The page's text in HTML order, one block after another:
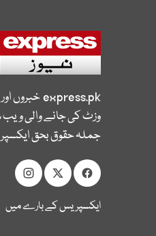
express.pkخبروں
وزٹ کی جانے والی
جملہ حقوق بحق
ایکسپریس کے بارے میں